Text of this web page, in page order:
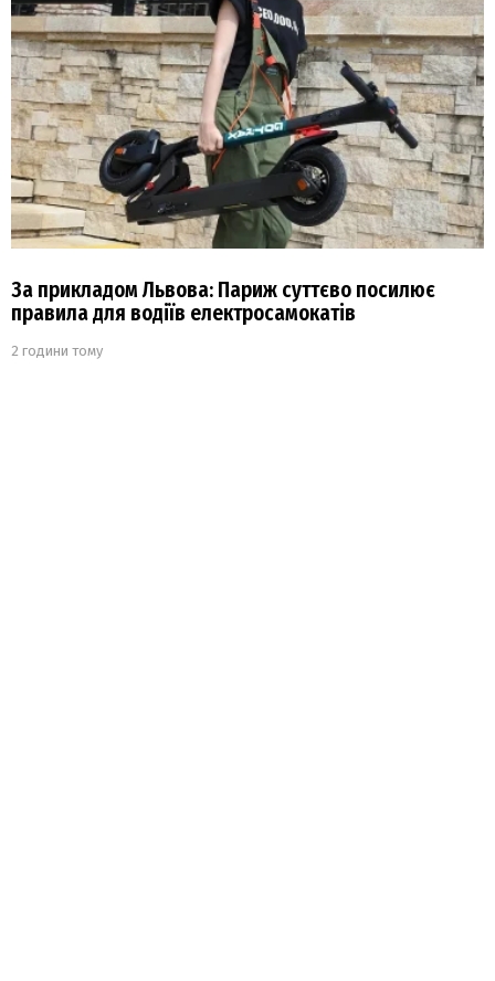
За прикладом Львова: Париж суттєво посилює
правила для водіїв електросамокатів
2 години тому